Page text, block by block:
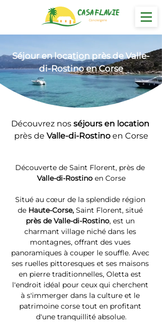
Séjour en location près de Valle-
di-Rostino en Corse
Découvrez nos séjours en location
près de Valle-di-Rostino en Corse
Découverte de Saint Florent, près de
Valle-di-Rostino en Corse
Situé au cœur de la splendide région
de Haute-Corse, Saint Florent, situé
près de Valle-di-Rostino, est un
charmant village niché dans les
montagnes, offrant des vues
panoramiques à couper le souffle. Avec
ses ruelles pittoresques et ses maisons
en pierre traditionnelles, Oletta est
l'endroit idéal pour ceux qui cherchent
à s'immerger dans la culture et le
patrimoine corse tout en profitant
d'une tranquillité absolue.